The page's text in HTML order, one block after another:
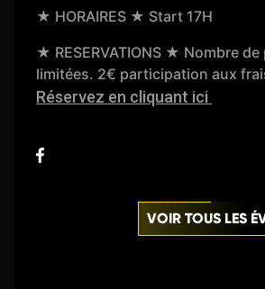
★ HORAIRES ★ Start 17H
★ RESERVATIONS ★ Nombre de
limitées. 2€ participation aux
Réservez en cliquant ici
VOIR TOUS LES